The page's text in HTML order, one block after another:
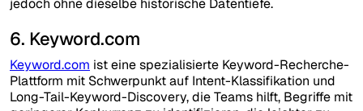
jedoch ohne dieselbe historische Datentiefe.
6. Keyword.com
Keyword.com ist eine spezialisierte Keyword-Recherche-
Plattform mit Schwerpunkt auf Intent-Klassifikation und
Long-Tail-Keyword-Discovery, die Teams hilft, Begriffe mit